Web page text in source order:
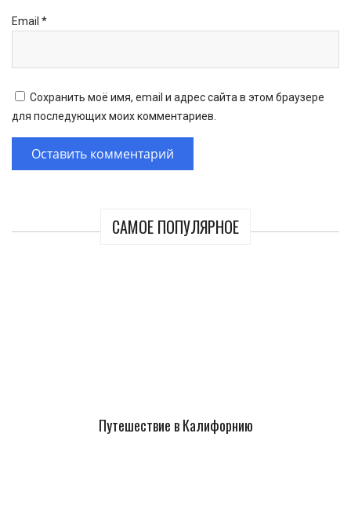
САМОЕ ПОПУЛЯРНОЕ
Путешествие в Калифорнию
Email *
Сохранить моё имя, email и адрес сайта в этом браузере
для последующих моих комментариев.